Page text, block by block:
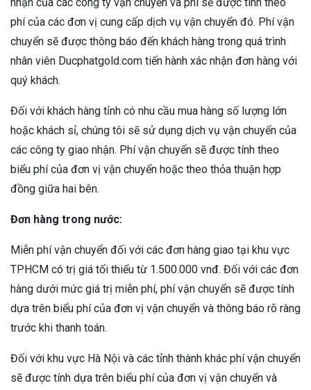
phí của các đơn vị cung cấp dịch vụ vận chuyển đó. Phí vận
chuyển sẽ được thông báo đến khách hàng trong quá trình
nhân viên Ducphatgold.com tiến hành xác nhận đơn hàng với
quý khách.
Đối với khách hàng tỉnh có nhu cầu mua hàng số lượng lớn
hoặc khách sỉ, chúng tôi sẽ sử dụng dịch vụ vận chuyển của
các công ty giao nhận. Phí vận chuyển sẽ được tính theo
biểu phí của đơn vị vận chuyển hoặc theo thỏa thuận hợp
đồng giữa hai bên.
Đơn hàng trong nước:
Miễn phí vận chuyển đối với các đơn hàng giao tại khu vực
TPHCM có trị giá tối thiểu từ 1.500.000 vnđ. Đối với các đơn
hàng dưới mức giá trị miễn phí, phí vận chuyển sẽ được tính
dựa trên biểu phí của đơn vị vận chuyển và thông báo rõ ràng
trước khi thanh toán.
Đối với khu vực Hà Nội và các tỉnh thành khác phí vận chuyển
sẽ được tính dựa trên biểu phí của đơn vị vận chuyển và